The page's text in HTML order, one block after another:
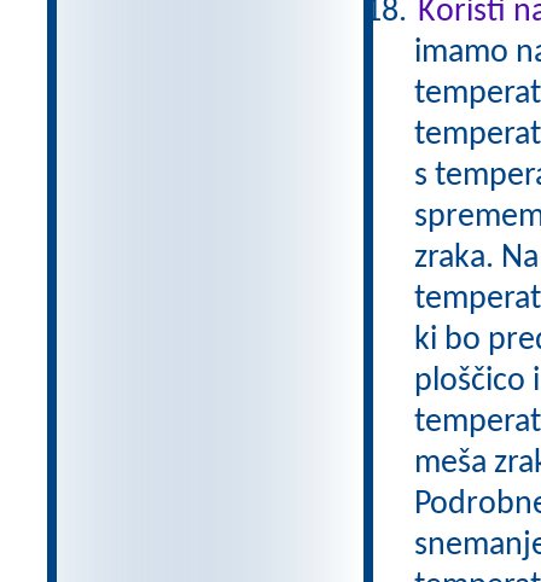
Koristi
imamo
s
zraka.
ki bo
ploščico
meša